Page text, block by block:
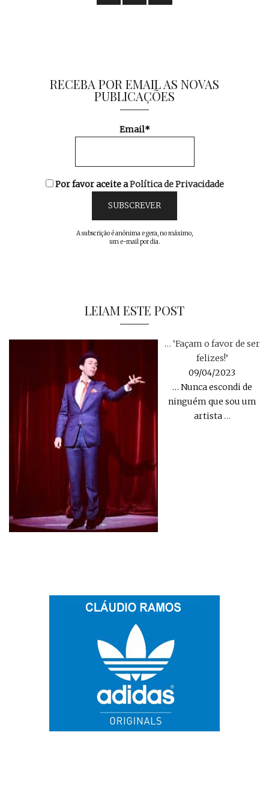
RECEBA POR EMAIL AS NOVAS
PUBLICAÇÕES
Email*
Por favor aceite aPolítica de Privacidade
A subscrição é anónima e gera, no máximo,
um e-mail por dia.
LEIAM ESTE POST
… ‘Façam o favor de ser
felizes!’
09/04/2023
… Nunca escondi de
ninguém que sou um
artista…